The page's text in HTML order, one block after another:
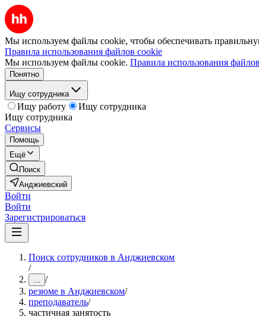
Мы используем файлы cookie, чтобы обеспечивать
Правила использования файлов cookie
Мы используем файлы cookie. Правила использования
Понятно
Ищу сотрудника
Ищу работу
Ищу сотрудника
Ищу сотрудника
Сервисы
Помощь
Ещё
Поиск
Анджиевский
Войти
Войти
Зарегистрироваться
Поиск сотрудников в Анджиевском
/
... /
резюме в Анджиевском/
преподаватель/
частичная занятость